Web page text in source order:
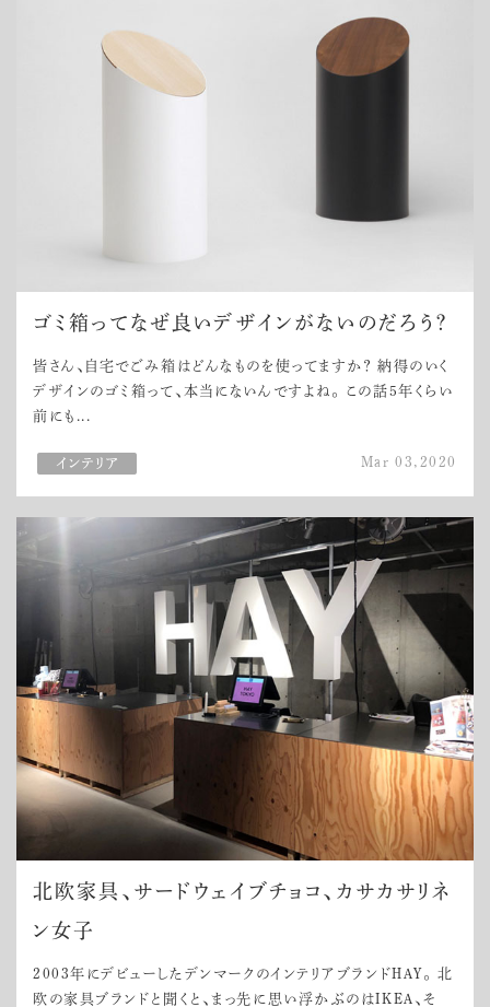
ゴミ箱ってなぜ良いデザインがないのだろう？
皆さん、自宅でごみ箱はどんなものを使ってますか？ 納得のいく
デザインのゴミ箱って、本当にないんですよね。 この話5年くらい
前にも...
Mar 03,2020
北欧家具、サードウェイブチョコ、カサカサリネ
ン女子
2003年にデビューしたデンマークのインテリアブランドHAY。 北
欧の家具ブランドと聞くと、まっ先に思い浮かぶのはIKEA、そ